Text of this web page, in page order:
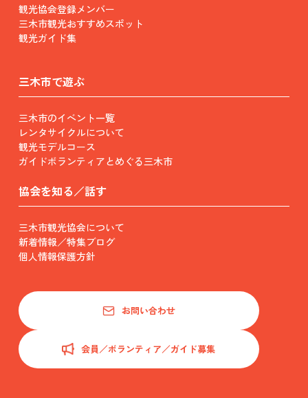
観光協会登録メンバー
三木市観光おすすめスポット
観光ガイド集
三木市で遊ぶ
三木市のイベント一覧
レンタサイクルについて
観光モデルコース
ガイドボランティアとめぐる三木市
協会を知る／話す
三木市観光協会について
新着情報／特集ブログ
個人情報保護方針
お問い合わせ
会員／ボランティア／ガイド募集